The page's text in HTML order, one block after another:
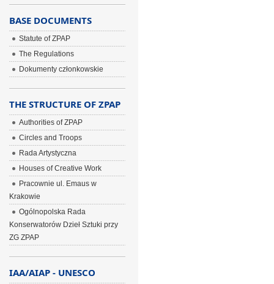
BASE DOCUMENTS
Statute of ZPAP
The Regulations
Dokumenty członkowskie
THE STRUCTURE OF ZPAP
Authorities of ZPAP
Circles and Troops
Rada Artystyczna
Houses of Creative Work
Pracownie ul. Emaus w
Krakowie
Ogólnopolska Rada
Konserwatorów Dzieł Sztuki przy
ZG ZPAP
IAA/AIAP - UNESCO